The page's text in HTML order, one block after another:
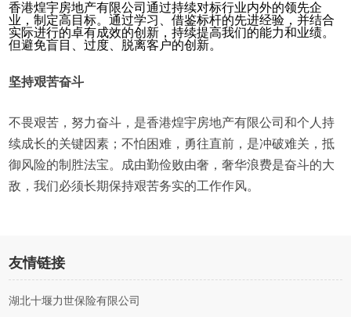
香港煌宇房地产有限公司通过持续对标行业内外的领先企
业，制定高目标。通过学习、借鉴标杆的先进经验，并结合
实际进行的卓有成效的创新，持续提高我们的能力和业绩。
但避免盲目、过度、脱离客户的创新。
坚持艰苦奋斗
不畏艰苦，努力奋斗，是香港煌宇房地产有限公司和个人持
续成长的关键因素；不怕困难，勇往直前，是冲破难关，抵
御风险的制胜法宝。成由勤俭败由奢，奢华浪费是奋斗的大
敌，我们必须长期保持艰苦务实的工作作风。
友情链接
湖北十堰力世保险有限公司